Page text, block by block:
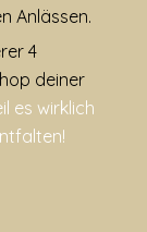
Anlässen.
4
deiner
es wirklich